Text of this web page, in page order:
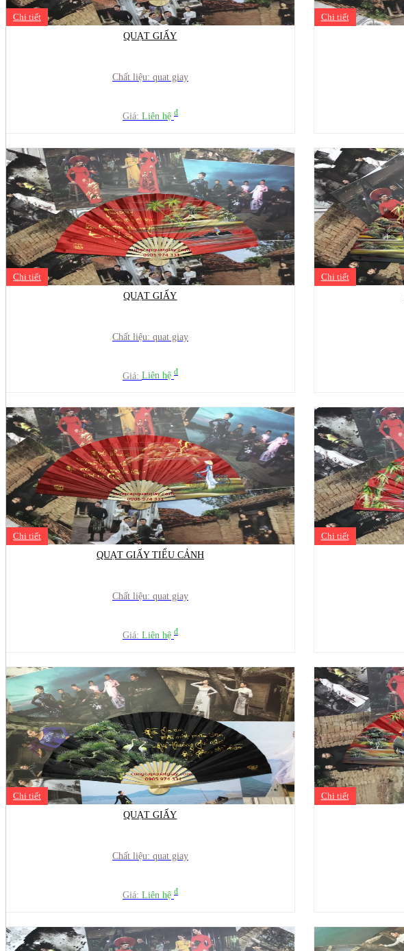
Chi tiết
QUẠT GIẤY
Chất liệu: quat giay
Giá: Liên hệ đ
Chi tiết
Chi tiết
QUẠT GIẤY
Chất liệu: quat giay
Giá: Liên hệ đ
Chi tiết
Chi tiết
QUẠT GIẤY TIỂU CẢNH
Chất liệu: quat giay
Giá: Liên hệ đ
Chi tiết
Chi tiết
QUẠT GIẤY
Chất liệu: quat giay
Giá: Liên hệ đ
Chi tiết